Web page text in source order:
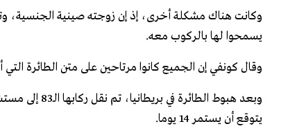
وكانت هناك مشكلة أخرى، إذ إن زوجته صينية الجنسية،
يسمحوا لها بالركوب معه.
وقال كونفي إن الجميع كانوا مرتاحين على متن الطائرة التي
وبعد هبوط
يتوقع أن يستمر 14 يوما.